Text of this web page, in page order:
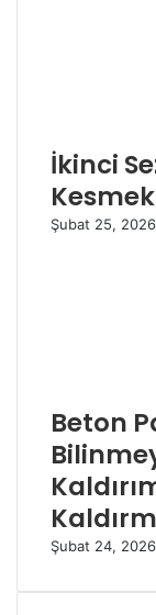
İkinci
Şubat 25, 2026
Beton
Şubat 24, 2026